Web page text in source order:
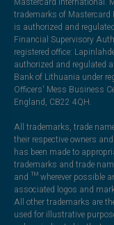
trademarks of Mastercard
is authorized and
Financial Supervisory
registered office:
authorized and regulated
Bank of Lithuania under
Officers' Mess Business
England, CB22 4QH.
All trademarks, trade
their respective owners
has been made to
trademarks and trade
and ™ wherever possible
associated logos and
All other trademarks are
used for illustrative